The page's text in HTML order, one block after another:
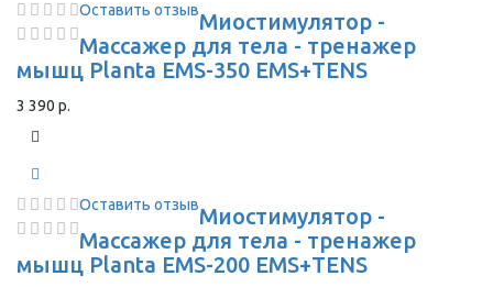
Оставить отзывМиостимулятор -
Массажер для тела - тренажер
мышц Planta EMS-350 EMS+TENS
3 390 р.
Оставить отзывМиостимулятор -
Массажер для тела - тренажер
мышц Planta EMS-200 EMS+TENS